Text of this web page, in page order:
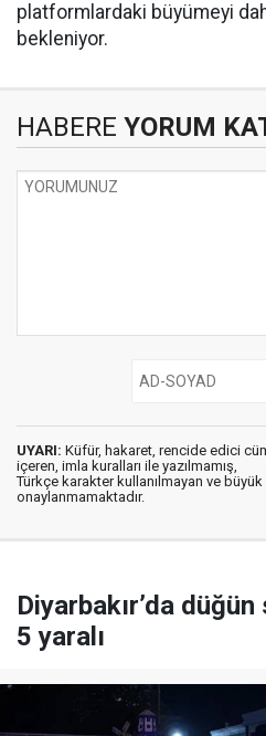
platformlardaki büyümeyi
bekleniyor.
HABERE YORUM
UYARI: Küfür, hakaret, rencide edici
içeren, imla kuralları ile yazılmamış,
Türkçe karakter kullanılmayan ve
onaylanmamaktadır.
Diyarbakır’da
5 yaralı